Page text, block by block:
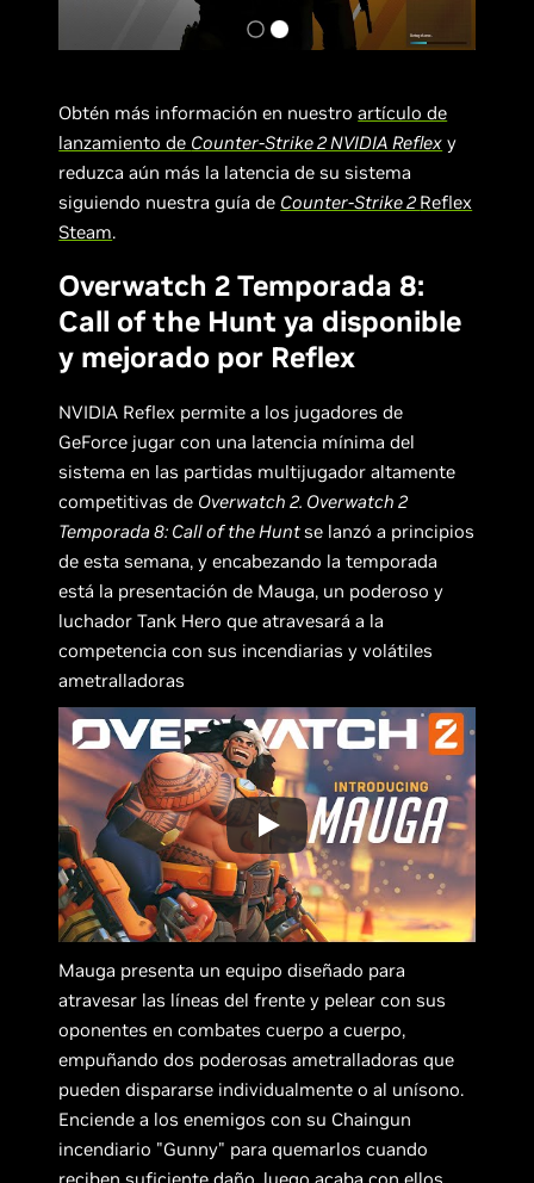
Obtén más información en nuestroartículo de
lanzamiento de Counter-Strike 2 NVIDIA Reflex y
reduzca aún más la latencia de su sistema
siguiendo nuestra guía de Counter-Strike 2 Reflex
Steam.
Overwatch 2 Temporada 8:
Call of the Hunt ya disponible
y mejorado por Reflex
NVIDIA Reflex permite a los jugadores de
GeForce jugar con una latencia mínima del
sistema en las partidas multijugador altamente
competitivas de Overwatch 2. Overwatch 2
Temporada 8: Call of the Huntse lanzó a principios
de esta semana, y encabezando la temporada
está la presentación de Mauga, un poderoso y
luchador Tank Hero que atravesará a la
competencia con sus incendiarias y volátiles
ametralladoras
Mauga presenta un equipo diseñado para
atravesar las líneas del frente y pelear con sus
oponentes en combates cuerpo a cuerpo,
empuñando dos poderosas ametralladoras que
pueden dispararse individualmente o al unísono.
Enciende a los enemigos con su Chaingun
incendiario "Gunny" para quemarlos cuando
reciben suficiente daño, luego acaba con ellos